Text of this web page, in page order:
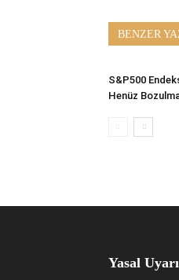
BENZER
S&P500
Henüz
Yasal Uyarı